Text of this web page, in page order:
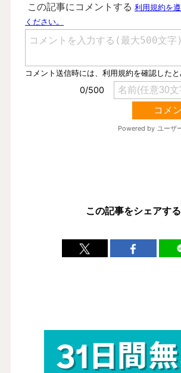
この記事をシェアする